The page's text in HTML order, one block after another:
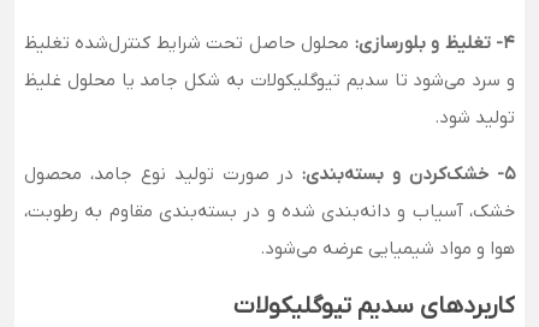
4- تغلیظ و بلورسازی:
محلول حاصل تحت شرایط کنترل‌شده تغلیظ
و سرد می‌شود تا سدیم تیوگلیکولات به شکل جامد یا محلول غلیظ
تولید شود.
5- خشک‌کردن و بسته‌بندی:
در صورت تولید نوع جامد، محصول
خشک، آسیاب و دانه‌بندی شده و در بسته‌بندی مقاوم به رطوبت،
هوا و مواد شیمیایی عرضه می‌شود.
کاربردهای سدیم تیوگلیکولات